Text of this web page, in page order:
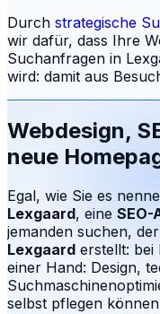
Durch strategische
wir dafür, dass Ihre
Suchanfragen in
wird: damit aus
Webdesign,
neue
Egal, wie Sie es
Lexgaard, eine SEO-
jemanden suchen,
Lexgaard erstellt: bei
einer Hand: Design,
selbst pflegen